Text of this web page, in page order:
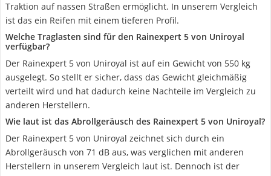
Traktion auf nassen Straßen ermöglicht. In unserem Vergleich
ist das ein Reifen mit einem tieferen Profil.
Welche Traglasten sind für den Rainexpert 5 von Uniroyal
verfügbar?
Der Rainexpert 5 von Uniroyal ist auf ein Gewicht von 550 kg
ausgelegt. So stellt er sicher, dass das Gewicht gleichmäßig
verteilt wird und hat dadurch keine Nachteile im Vergleich zu
anderen Herstellern.
Wie laut ist das Abrollgeräusch des Rainexpert 5 von Uniroyal?
Der Rainexpert 5 von Uniroyal zeichnet sich durch ein
Abrollgeräusch von 71 dB aus, was verglichen mit anderen
Herstellern in unserem Vergleich laut ist. Dennoch ist der